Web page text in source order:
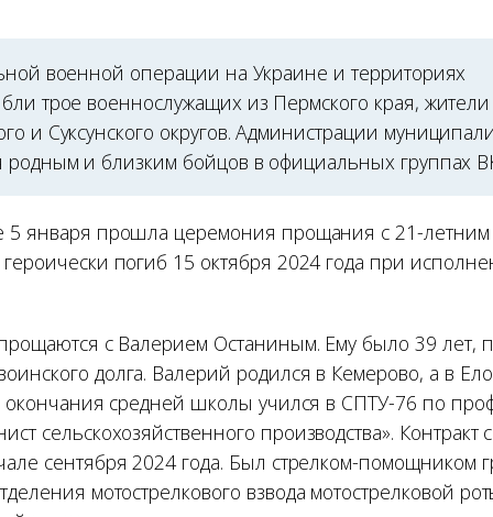
военной операции на Украине и территориях
трое военнослужащих из Пермского края, жители
и Суксунского округов. Администрации
родным и близким бойцов в официальных группах
5 января прошла церемония прощания с 21-
погиб 15 октября 2024 года при
с Валерием Останиным. Ему было 39 лет,
долга. Валерий родился в Кемерово, а в
окончания средней школы учился в СПТУ-76 по
сельскохозяйственного производства».
сентября 2024 года. Был стрелком-помощником
мотострелкового взвода мотострелковой